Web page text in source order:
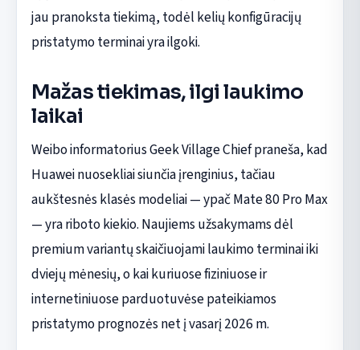
jau pranoksta tiekimą, todėl kelių konfigūracijų
pristatymo terminai yra ilgoki.
Mažas tiekimas, ilgi laukimo
laikai
Weibo informatorius Geek Village Chief praneša, kad
Huawei nuosekliai siunčia įrenginius, tačiau
aukštesnės klasės modeliai — ypač Mate 80 Pro Max
— yra riboto kiekio. Naujiems užsakymams dėl
premium variantų skaičiuojami laukimo terminai iki
dviejų mėnesių, o kai kuriuose fiziniuose ir
internetiniuose parduotuvėse pateikiamos
pristatymo prognozės net į vasarį 2026 m.